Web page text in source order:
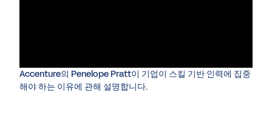
Accenture의 Penelope Pratt이 기업이 스킬 기반 인력에 집중
해야 하는 이유에 관해 설명합니다.